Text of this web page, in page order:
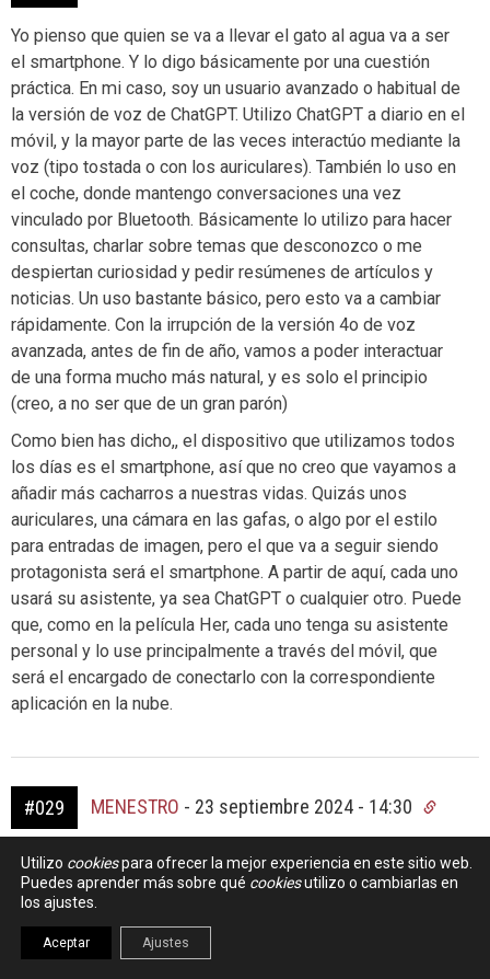
Yo pienso que quien se va a llevar el gato al agua va a ser
el smartphone. Y lo digo básicamente por una cuestión
práctica. En mi caso, soy un usuario avanzado o habitual de
la versión de voz de ChatGPT. Utilizo ChatGPT a diario en el
móvil, y la mayor parte de las veces interactúo mediante la
voz (tipo tostada o con los auriculares). También lo uso en
el coche, donde mantengo conversaciones una vez
vinculado por Bluetooth. Básicamente lo utilizo para hacer
consultas, charlar sobre temas que desconozco o me
despiertan curiosidad y pedir resúmenes de artículos y
noticias. Un uso bastante básico, pero esto va a cambiar
rápidamente. Con la irrupción de la versión 4o de voz
avanzada, antes de fin de año, vamos a poder interactuar
de una forma mucho más natural, y es solo el principio
(creo, a no ser que de un gran parón)
Como bien has dicho,, el dispositivo que utilizamos todos
los días es el smartphone, así que no creo que vayamos a
añadir más cacharros a nuestras vidas. Quizás unos
auriculares, una cámara en las gafas, o algo por el estilo
para entradas de imagen, pero el que va a seguir siendo
protagonista será el smartphone. A partir de aquí, cada uno
usará su asistente, ya sea ChatGPT o cualquier otro. Puede
que, como en la película Her, cada uno tenga su asistente
personal y lo use principalmente a través del móvil, que
será el encargado de conectarlo con la correspondiente
aplicación en la nube.
#029 MENESTRO - 23 septiembre 2024 - 14:30
Es la enésima iniciativa que trata de financiar » a lo grande»
Sam altman, aprovechando la cotización de OpenAI, y
sigue siendo un rumor, no un proyecto independiente.
Hace un año y medio había cierto hype con un juguete
Utilizo cookiespara ofrecer la mejor experiencia en este sitio web.
Puedes aprender más sobre qué cookiesutilizo o cambiarlas en
los ajustes.
Aceptar Ajustes